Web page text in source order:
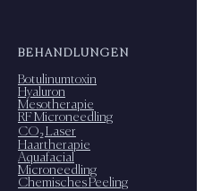
BEHANDLUNGEN
Botulinumtoxin
Hyaluron
Mesotherapie
RF Microneedling
CO₂ Laser
Haartherapie
Aquafacial
Microneedling
Chemisches Peeling